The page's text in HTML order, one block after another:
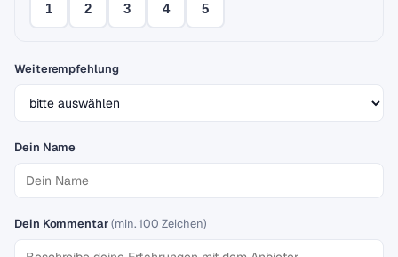
1 2 3 4 5
Weiterempfehlung
Dein Name
Dein Kommentar(min. 100 Zeichen)